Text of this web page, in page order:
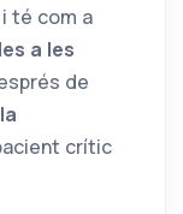
té com a
a les
de
crític